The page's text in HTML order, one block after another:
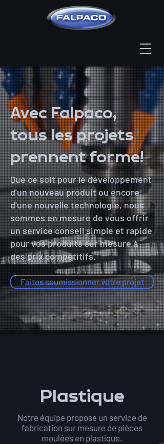
Avec Falpaco,
tous les projets
prennent forme!
Que ce soit pour le développement
d'un nouveau produit ou encore
d'une nouvelle technologie, nous
sommes en mesure de vous offrir
un service conseil simple et rapide
pour vos produits sur mesure à
des prix compétitifs.
Faites soumissionner votre projet
Plastique
Notre équipe propose un service de
fabrication sur mesure de pièces
moulées en plastique.